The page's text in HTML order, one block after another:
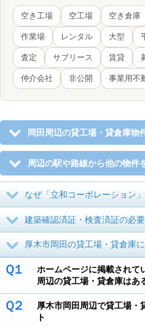
空き工場 空工場 空き倉庫
作業場 レンタル 大型
査定 サブリース 賃貸
仲介会社 非公開 事業用不
岡田周辺の貸工場・貸倉庫物
周辺の駅や路線から他の物件
なぜ「立和コーポレーション
建築確認済証・検査済証の必
厚木市岡田の貸工場・貸倉庫
Ｑ１
ホームページに掲載されて
周辺の貸工場・貸倉庫はあ
Ｑ２
厚木市岡田周辺で貸工場・
ト